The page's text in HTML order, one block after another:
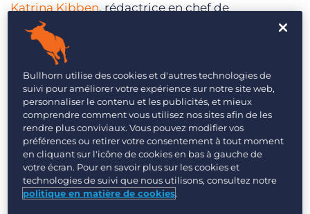
Katrina Kibben, rédactrice en chef de
RecruitingDaily
, voici comment les employeurs
peuvent améliorer l’expérience de leurs
candidats en cinq étapes.
Faire ressortir vos offres d’emploi
Aujourd’hui, il y a tant de sites destinés à la
recherche de nouveaux emplois. Il peut être
difficile de faire en sorte que vos annonces se
démarquent. L’une des tactiques les plus
importantes est l’utilisation de mots clés pour
Bullhorn utilise des cookies et d'autres technologies de
suivi pour améliorer votre expérience sur notre site web,
personnaliser le contenu et les publicités, et mieux
comprendre comment vous utilisez nos sites afin de les
rendre plus conviviaux. Vous pouvez modifier vos
préférences ou retirer votre consentement à tout moment
en cliquant sur l'icône de cookies en bas à gauche de
votre écran. Pour en savoir plus sur les cookies et
technologies de suivi que nous utilisons, consultez notre
politique en matière de cookies.